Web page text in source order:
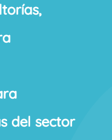
del sector